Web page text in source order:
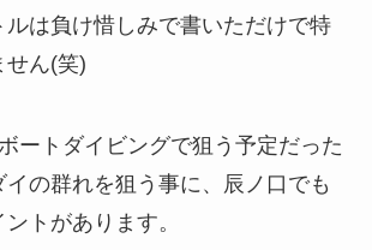
ルは負け惜しみで書いただけで特
せん(笑)
ートダイビングで狙う予定だった
の群れを狙う事に、辰ノ口でも
トがあります。